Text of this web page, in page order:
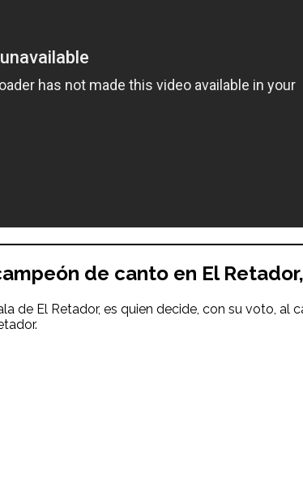
de canto en El
de El Retador, es quien decide, con su voto,